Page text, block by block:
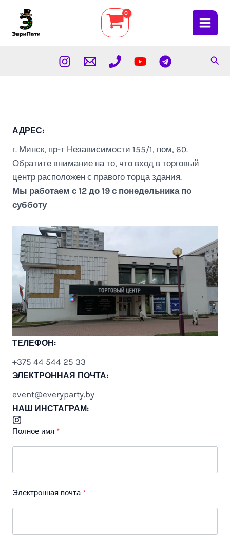
Перейти
содержимому
Main
Menu
АДРЕС:
г. Минск, пр-т Независимости 155/1, пом, 60.
Обратите внимание на то, что вход в торговый
центр расположен с правого торца здания.
Мы работаем с 12 до 19 с понедельника по
субботу
ТЕЛЕФОН:
+375 44 544 25 33
ЭЛЕКТРОННАЯ ПОЧТА:
event@everyparty.by
НАШ ИНСТАГРАМ:
Полное имя
Электронная почта